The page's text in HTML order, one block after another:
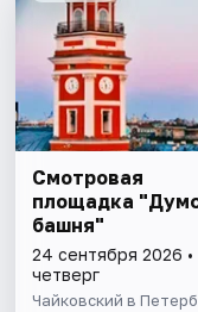
Смотровая
площадка
башня"
24 сентября 2026 •
четверг
Чайковский в